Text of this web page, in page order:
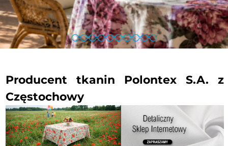
1 2 3 4 5 6 7 8 910
Producent tkanin Polontex S.A. z
Częstochowy